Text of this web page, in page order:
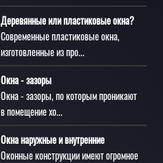
Деревянные или пластиковые окна?
Современные пластиковые окна,
изготовленные из про...
Окна - зазоры
Окна - зазоры, по которым проникают
в помещение хо...
Окна наружные и внутренние
Оконные конструкции имеют огромное